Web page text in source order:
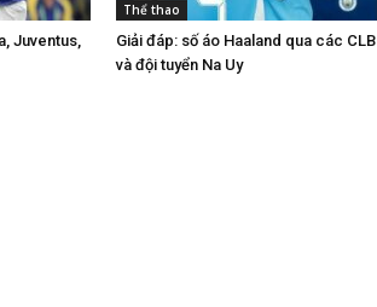
Juventus,
Thể thao
Giải đáp: số áo Haaland qua các CLB
và đội tuyển Na Uy